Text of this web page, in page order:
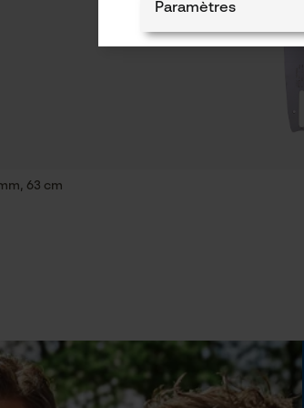
63 cm
Paramètres
Cookies statistiques